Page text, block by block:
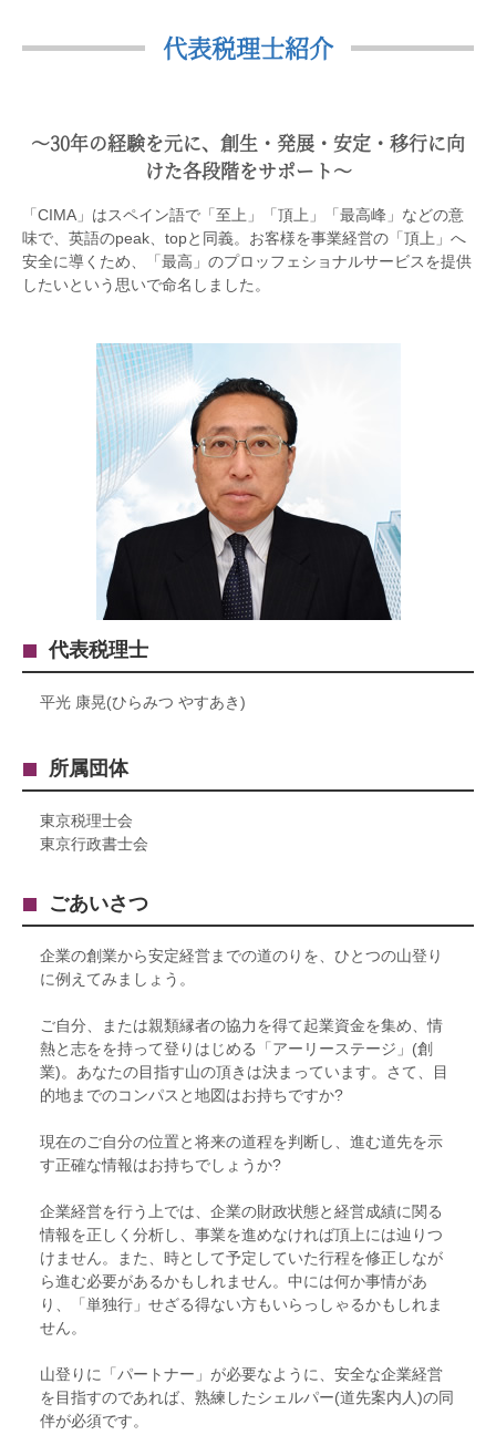
代表税理士紹介
〜30年の経験を元に、創生・発展・安定・移行に向
けた各段階をサポート〜
「CIMA」はスペイン語で「至上」「頂上」「最高峰」などの意
味で、英語のpeak、topと同義。お客様を事業経営の「頂上」へ
安全に導くため、「最高」のプロッフェショナルサービスを提供
したいという思いで命名しました。
代表税理士
平光 康晃(ひらみつ やすあき)
所属団体
東京税理士会
東京行政書士会
ごあいさつ
企業の創業から安定経営までの道のりを、ひとつの山登り
に例えてみましょう。
ご自分、または親類縁者の協力を得て起業資金を集め、情
熱と志をを持って登りはじめる「アーリーステージ」(創
業)。あなたの目指す山の頂きは決まっています。さて、目
的地までのコンパスと地図はお持ちですか?
現在のご自分の位置と将来の道程を判断し、進む道先を示
す正確な情報はお持ちでしょうか?
企業経営を行う上では、企業の財政状態と経営成績に関る
情報を正しく分析し、事業を進めなければ頂上には辿りつ
けません。また、時として予定していた行程を修正しなが
ら進む必要があるかもしれません。中には何か事情があ
り、「単独行」せざる得ない方もいらっしゃるかもしれま
せん。
山登りに「パートナー」が必要なように、安全な企業経営
を目指すのであれば、熟練したシェルパー(道先案内人)の同
伴が必須です。